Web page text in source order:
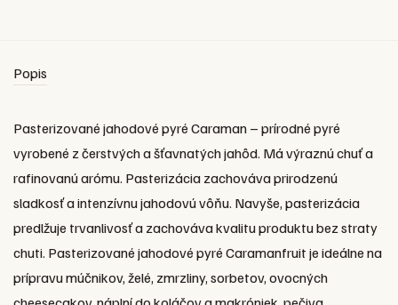
Popis
Pasterizované jahodové pyré Caraman – prírodné pyré
vyrobené z čerstvých a šťavnatých jahôd. Má výraznú chuť a
rafinovanú arómu. Pasterizácia zachováva prirodzenú
sladkosť a intenzívnu jahodovú vôňu. Navyše, pasterizácia
predlžuje trvanlivosť a zachováva kvalitu produktu bez straty
chuti. Pasterizované jahodové pyré Caramanfruit je ideálne na
prípravu múčnikov, želé, zmrzliny, sorbetov, ovocných